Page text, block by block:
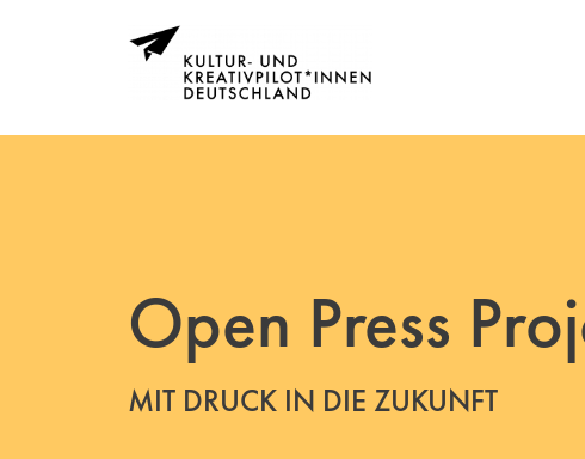
Open Press
MIT DRUCK IN DIE ZUKUNFT